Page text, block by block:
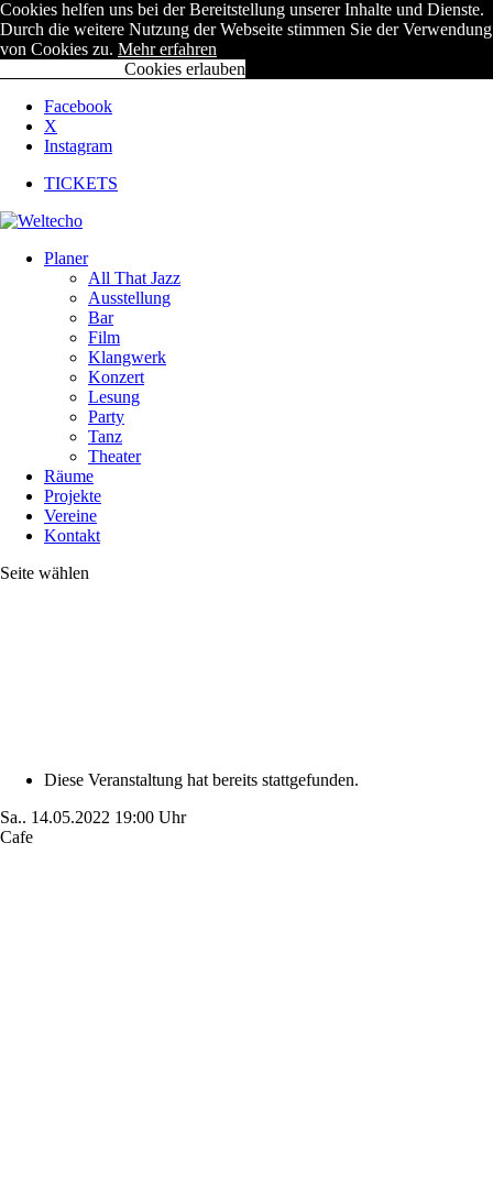
Cookies helfen uns bei der Bereitstellung unserer Inhalte und Dienste.
Durch die weitere Nutzung der Webseite stimmen Sie der Verwendung
von Cookies zu. Mehr erfahren
Cookies erlauben
Facebook
X
Instagram
TICKETS
Planer
All That Jazz
Ausstellung
Bar
Film
Klangwerk
Konzert
Lesung
Party
Tanz
Theater
Räume
Projekte
Vereine
Kontakt
Seite wählen
Diese Veranstaltung hat bereits stattgefunden.
Sa.. 14.05.2022 19:00 Uhr
Cafe